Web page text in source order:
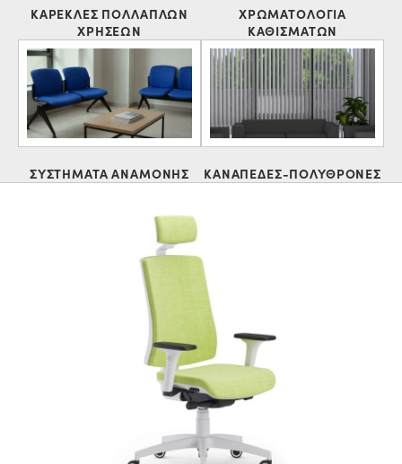
ΚΑΡΕΚΛΕΣ ΠΟΛΛΑΠΛΩΝ
ΧΡΗΣΕΩΝ
ΧΡΩΜΑΤΟΛΟΓΙΑ
ΚΑΘΙΣΜΑΤΩΝ
ΣΥΣΤΗΜΑΤΑ ΑΝΑΜΟΝΗΣ ΚΑΝΑΠΕΔΕΣ-ΠΟΛΥΘΡΟΝΕΣ